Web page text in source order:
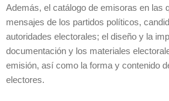
Además, el catálogo de emisoras en las
mensajes de los partidos políticos,
autoridades electorales; el diseño y la
documentación y los materiales
emisión, así como la forma y contenido
electores.